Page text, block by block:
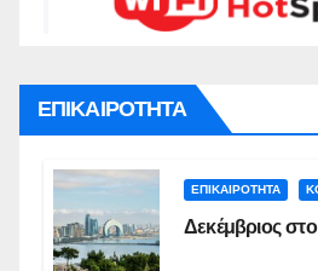
ΕΠΙΚΑΙΡΟΤΗΤΑ
ΕΠΙΚΑΙΡΟΤΗΤΑ
Δεκέμβριος